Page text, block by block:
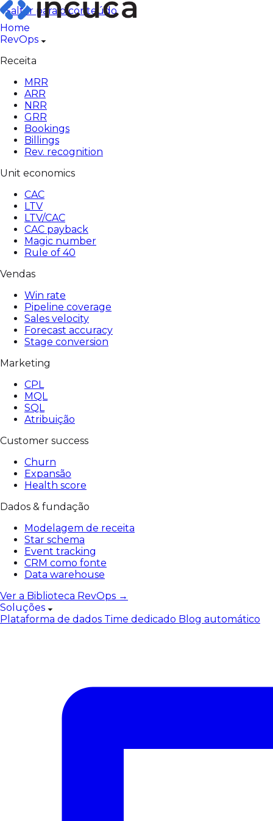
Pular
para
o
conteúdo
Saltar para o conteúdo
Home
RevOps
Receita
MRR
ARR
NRR
GRR
Bookings
Billings
Rev. recognition
Unit economics
CAC
LTV
LTV/CAC
CAC payback
Magic number
Rule of 40
Vendas
Win rate
Pipeline coverage
Sales velocity
Forecast accuracy
Stage conversion
Marketing
CPL
MQL
SQL
Atribuição
Customer success
Churn
Expansão
Health score
Dados & fundação
Modelagem de receita
Star schema
Event tracking
CRM como fonte
Data warehouse
Ver a Biblioteca RevOps →
Soluções
Plataforma de dados Time dedicado Blog automático